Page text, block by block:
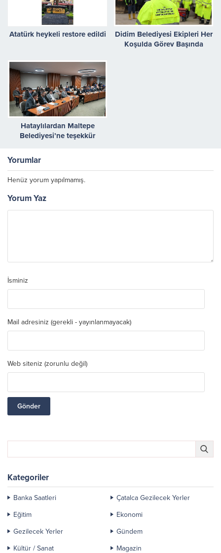
Atatürk heykeli restore edildi
Didim Belediyesi Ekipleri Her
Koşulda Görev Başında
Hataylılardan Maltepe
Belediyesi’ne teşekkür
Yorumlar
Henüz yorum yapılmamış.
Yorum Yaz
İsminiz
Mail adresiniz (gerekli - yayınlanmayacak)
Web siteniz (zorunlu değil)
Kategoriler
Banka Saatleri
Çatalca Gezilecek Yerler
Eğitim
Ekonomi
Gezilecek Yerler
Gündem
Kültür / Sanat
Magazin